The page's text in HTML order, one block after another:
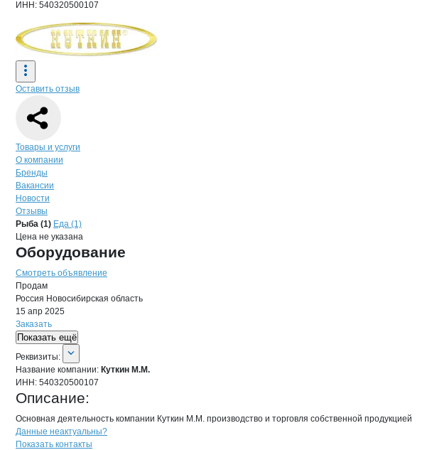
ИНН: 540320500107
Оставить отзыв
Навигация по странице
Товары и услуги
О компании
Бренды
Вакансии
Новости
Отзывы
Продукция
Навигация по продуктам
Рыба (1) Еда (1)
Цена не указана
Оборудование
Смотреть объявление
Продам
Россия Новосибирская область
15 апр 2025
Заказать
Показать ещё
О компании
Реквизиты
Реквизиты:
Название компании: Куткин М.М.
ИНН: 540320500107
Описание:
Основная деятельность компании Куткин М.М. производство и торговля собственной продукцией
Контактыкомпании
+7(800)000-00-..
Данные неактуальны?
Показать контакты